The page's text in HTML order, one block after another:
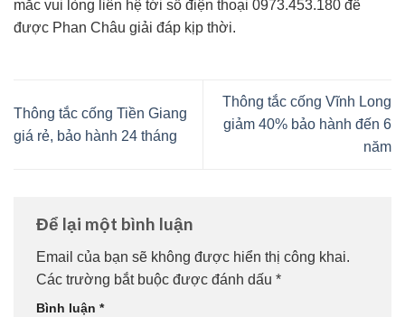
mắc vui lòng liên hệ tới số điện thoại 0973.453.180 để
được Phan Châu giải đáp kịp thời.
Thông tắc cống Tiền Giang
giá rẻ, bảo hành 24 tháng
Thông tắc cống Vĩnh Long
giảm 40% bảo hành đến 6
năm
Để lại một bình luận
Email của bạn sẽ không được hiển thị công khai.
Các trường bắt buộc được đánh dấu *
Bình luận *